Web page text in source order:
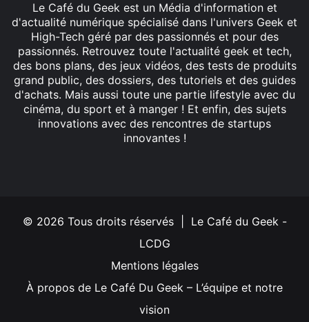
Le Café du Geek est un Média d'information et
d'actualité numérique spécialisé dans l'univers Geek et
High-Tech géré par des passionnés et pour des
passionnés. Retrouvez toute l'actualité geek et tech,
des bons plans, des jeux vidéos, des tests de produits
grand public, des dossiers, des tutoriels et des guides
d'achats. Mais aussi toute une partie lifestyle avec du
cinéma, du sport et à manger ! Et enfin, des sujets
innovations avec des rencontres de startups
innovantes !
© 2026 Tous droits réservés | Le Café du Geek -
LCDG
Mentions légales
À propos de Le Café Du Geek – L’équipe et notre
vision